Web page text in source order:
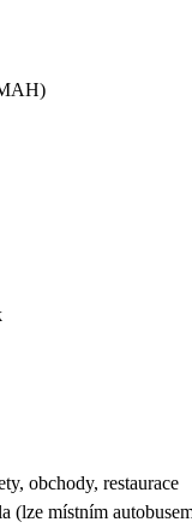
obchody, restaurace
(lze místním